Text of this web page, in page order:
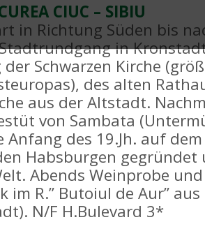
CIUC – SIBIU
in Richtung Süden bis
in
Schwarzen Kirche
des alten
aus der Altstadt.
von Sambata
Anfang des 19.Jh. auf
Habsburgen
Abends Weinprobe
im R.” Butoiul de Aur”
N/F H.Bulevard 3*